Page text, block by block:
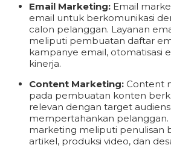
Email Marketing: Email
email untuk berkomunikasi
calon pelanggan. Layanan
meliputi pembuatan daftar
kampanye email, otomatisasi
kinerja.
Content Marketing: Content
pada pembuatan konten
relevan dengan target
mempertahankan
marketing meliputi penulisan
artikel, produksi video, dan